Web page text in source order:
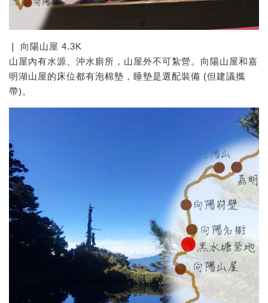
❘ 向陽山屋 4.3K
山屋內有水源、沖水廁所，山屋外不可紮營。向陽山屋和嘉
明湖山屋的床位都有泡棉墊，睡墊是選配裝備 (但建議攜
帶)。